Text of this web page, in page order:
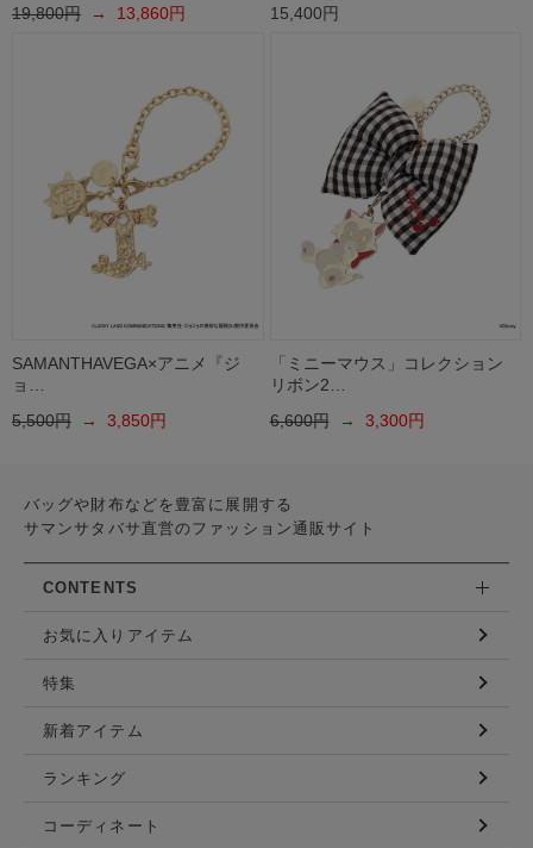
19,800円 → 13,860円
15,400円
SAMANTHAVEGA×アニメ『ジ
ョ…
5,500円 → 3,850円
「ミニーマウス」コレクション
リボン2…
6,600円→ 3,300円
バッグや財布などを豊富に展開する
サマンサタバサ直営のファッション通販サイト
CONTENTS
お気に入りアイテム
特集
新着アイテム
ランキング
コーディネート